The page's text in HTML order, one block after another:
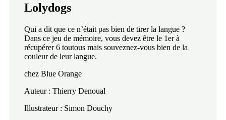
Lolydogs
Qui a dit que ce n’était pas bien de tirer la langue ?
Dans ce jeu de mémoire, vous devez être le 1er à
récupérer 6 toutous mais souveznez-vous bien de la
couleur de leur langue.
chez Blue Orange
Auteur : Thierry Denoual
Illustrateur : Simon Douchy